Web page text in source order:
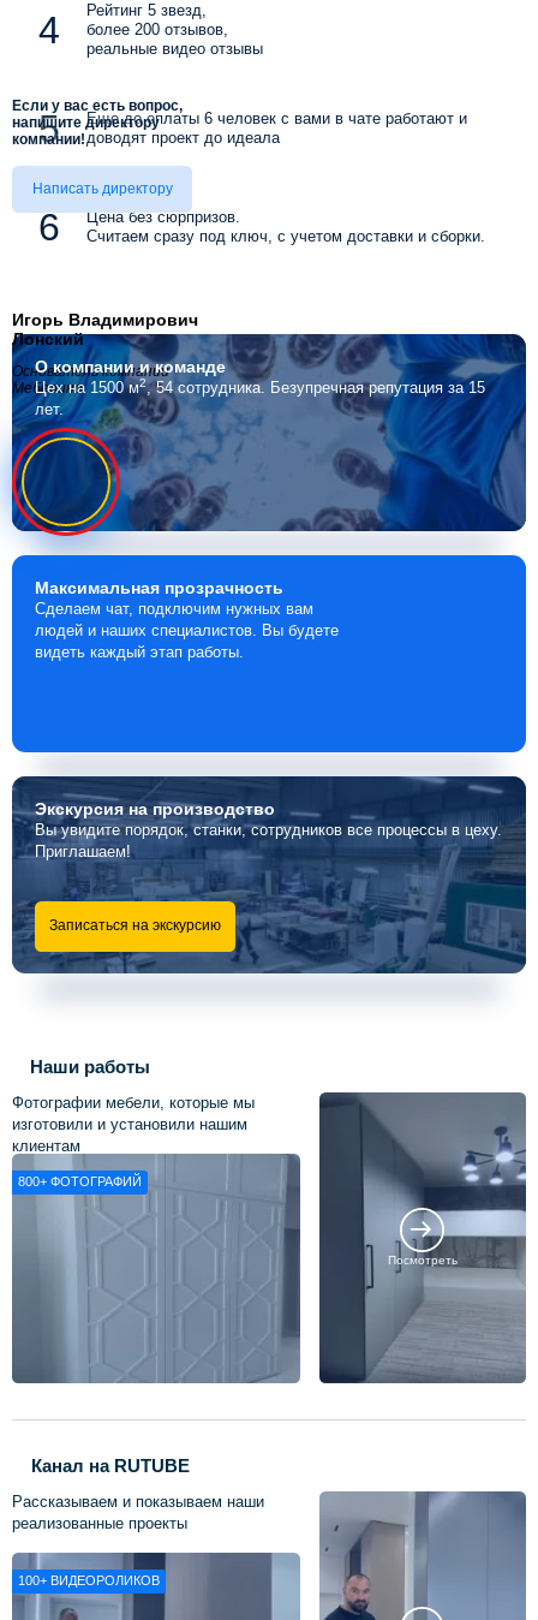
Рейтинг 5 звезд,
более 200 отзывов,
реальные видео отзывы
Еще до оплаты 6 человек с вами в чате работают и
доводят проект до идеала
Цена без сюрпризов.
Считаем сразу под ключ, с учетом доставки и сборки.
Если у вас есть вопрос,
напишите директору
компании!
Написать директору
Игорь Владимирович
Лонский
Основатель компании
Мебелино
О компаниии команде
Цех на 1500 м2, 54 сотрудника. Безупречная репутация за 15
лет.
Максимальная прозрачность
Сделаем чат, подключим нужных вам
людей и наших специалистов. Вы будете
видеть каждый этап работы.
Экскурсияна производство
Вы увидите порядок, станки, сотрудников все процессы в цеху.
Приглашаем!
Записаться на экскурсию
Наши работы
Фотографии мебели, которые мы
изготовили и установили нашим
клиентам
800+ ФОТОГРАФИЙ
Посмотреть
Канал на RUTUBE
Рассказываем и показываем наши
реализованные проекты
100+ ВИДЕОРОЛИКОВ